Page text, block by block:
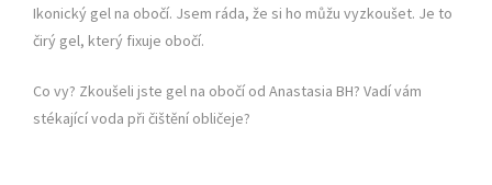
Ikonický gel na obočí. Jsem ráda, že si ho můžu vyzkoušet. Je to
čirý gel, který fixuje obočí.
Co vy? Zkoušeli jste gel na obočí od Anastasia BH? Vadí vám
stékající voda při čištění obličeje?